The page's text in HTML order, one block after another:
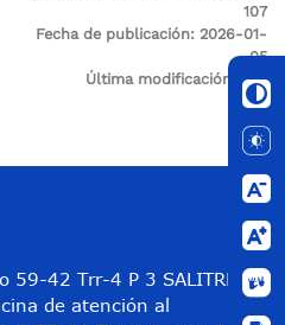
107
Fecha de publicación: 2026-01-
05
Última modificación: N/A
59-42 Trr-4 P 3 SALITRE
de atención al